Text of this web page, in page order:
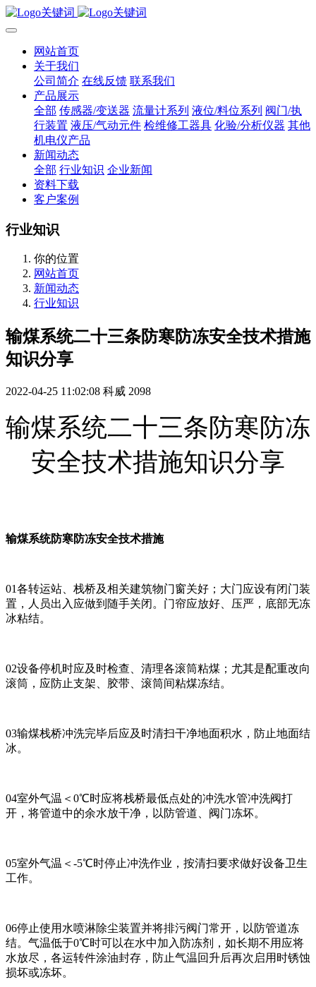
网站首页
关于我们
公司简介 在线反馈 联系我们
产品展示
全部 传感器/变送器 流量计系列 液位/料位系列 阀门/执
行装置 液压/气动元件 检维修工器具 化验/分析仪器 其他
机电仪产品
新闻动态
全部 行业知识 企业新闻
资料下载
客户案例
行业知识
你的位置
网站首页
新闻动态
行业知识
输煤系统二十三条防寒防冻安全技术措施
知识分享
2022-04-25 11:02:08 科威 2098
输煤系统二十三条防寒防冻
安全技术措施知识分享
输煤系统防寒防冻安全技术措施
01各转运站、栈桥及相关建筑物门窗关好；大门应设有闭门装
置，人员出入应做到随手关闭。门帘应放好、压严，底部无冻
冰粘结。
02设备停机时应及时检查、清理各滚筒粘煤；尤其是配重改向
滚筒，应防止支架、胶带、滚筒间粘煤冻结。
03输煤栈桥冲洗完毕后应及时清扫干净地面积水，防止地面结
冰。
04室外气温＜0℃时应将栈桥最低点处的冲洗水管冲洗阀打
开，将管道中的余水放干净，以防管道、阀门冻坏。
05室外气温＜-5℃时停止冲洗作业，按清扫要求做好设备卫生
工作。
06停止使用水喷淋除尘装置并将排污阀门常开，以防管道冻
结。气温低于0℃时可以在水中加入防冻剂，如长期不用应将
水放尽，各运转件涂油封存，防止气温回升后再次启用时锈蚀
损坏或冻坏。